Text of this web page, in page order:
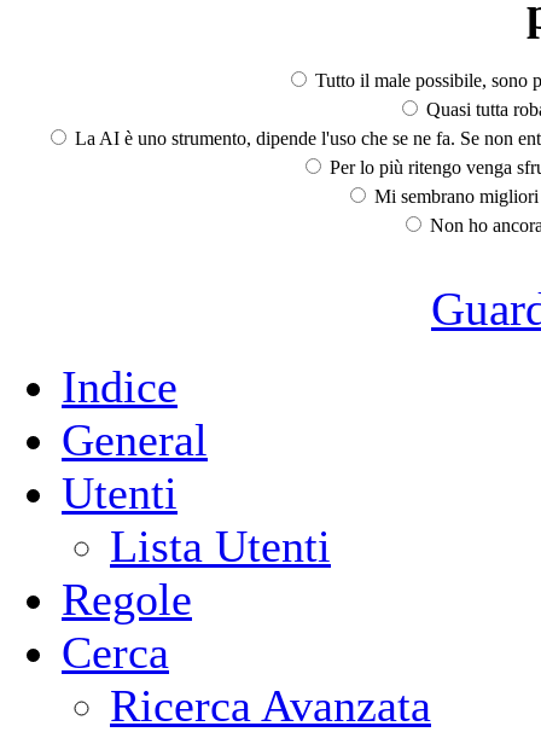
Tutto il male possibile, sono
Quasi tutta
La AI è uno strumento, dipende l'uso che se ne fa. Se non
Per lo più ritengo venga
Mi sembrano
Non ho
Indice
General
Utenti
Lista Utenti
Regole
Cerca
Ricerca Avanzata